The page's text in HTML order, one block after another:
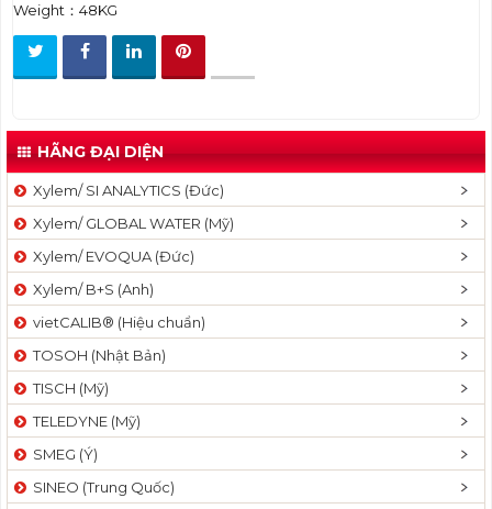
Weight：48KG
HÃNG ĐẠI DIỆN
Xylem/ SI ANALYTICS (Đức)
Xylem/ GLOBAL WATER (Mỹ)
Xylem/ EVOQUA (Đức)
Xylem/ B+S (Anh)
vietCALIB® (Hiệu chuẩn)
TOSOH (Nhật Bản)
TISCH (Mỹ)
TELEDYNE (Mỹ)
SMEG (Ý)
SINEO (Trung Quốc)